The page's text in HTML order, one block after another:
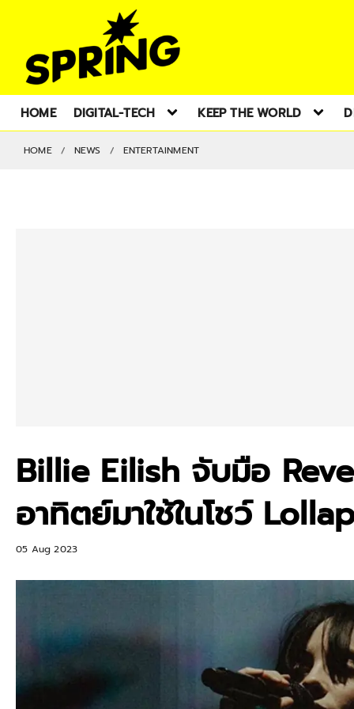
HOME DIGITAL-TECH KEEP THE WORLD
HOME NEWS ENTERTAINMENT
Billie Eilish จับมือ
อาทิตย์มาใช้ในโชว์
05 Aug 2023